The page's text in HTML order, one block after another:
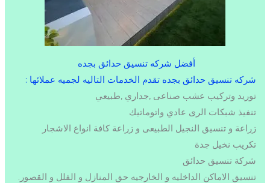
أفضل شركه تنسيق حدائق بجده
شركه تنسيق حدائق بجده تقدم الخدمات التاليه لجميه عملائها :
توريد وتركيب عشب صناعى ,جداري ,طبيعي
تنفيذ شبكات الرى عادي واتوماتيك
زراعة و تنسيق النجيل الطبيعى و زراعة كافة انواع الاشجار
تكريب نخيل جدة
شركة تنسيق حدائق
تنسيق الاماكن الداخليه و الخارجيه حق المنازل و الفلل و القصور.